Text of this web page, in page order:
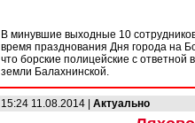
В минувшие выходные 10
время празднования Дня города на
что борские полицейские с
земли Балахнинской.
15:24 11.08.2014 | Актуально